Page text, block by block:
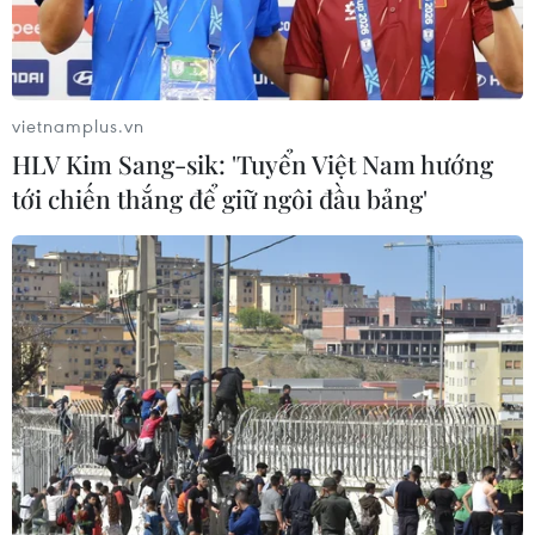
Để đảm bảo an toàn cho các công nhân, một công ty triển khai
dựng tấm chắn trong phân xưởng sản xuất. (Ảnh: Mai
Trang/TTXVN)
Bên cạnh đó, so với khối doanh nghiệp Nhà
nước, khối doanh nghiệp tư nhân có sức phục
hồi nhanh hơn vì họ tự quản nguồn tiền, có thời
vietnamplus.vn
HLV Kim Sang-sik: 'Tuyển Việt Nam hướng
tới chiến thắng để giữ ngôi đầu bảng'